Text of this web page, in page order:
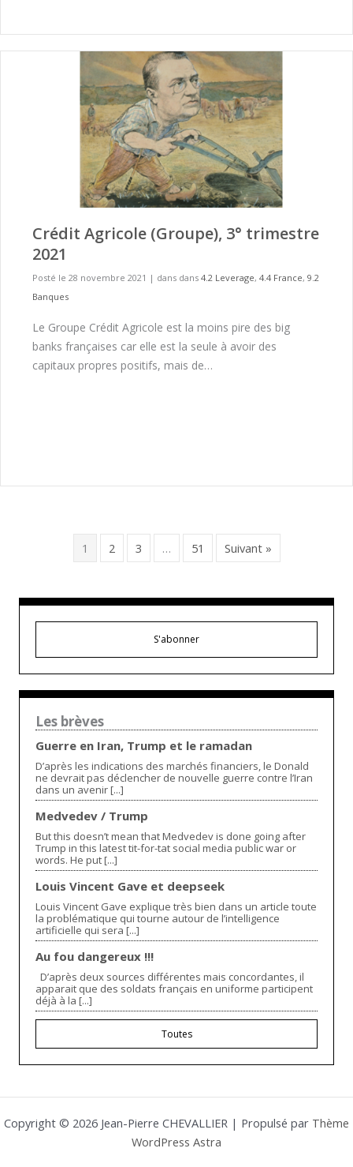
Crédit Agricole (Groupe), 3° trimestre
2021
Posté le 28 novembre 2021 | dans dans 4.2 Leverage, 4.4 France, 9.2
Banques
Le Groupe Crédit Agricole est la moins pire des big
banks françaises car elle est la seule à avoir des
capitaux propres positifs, mais de…
1 2 3 … 51 Suivant »
S'abonner
Les brèves
Guerre en Iran, Trump et le ramadan
D’après les indications des marchés financiers, le Donald
ne devrait pas déclencher de nouvelle guerre contre l’Iran
dans un avenir [...]
Medvedev / Trump
But this doesn’t mean that Medvedev is done going after
Trump in this latest tit-for-tat social media public war or
words. He put [...]
Louis Vincent Gave et deepseek
Louis Vincent Gave explique très bien dans un article toute
la problématique qui tourne autour de l’intelligence
artificielle qui sera [...]
Au fou dangereux !!!
D’après deux sources différentes mais concordantes, il
apparait que des soldats français en uniforme participent
déjà à la [...]
Toutes
Copyright © 2026 Jean-Pierre CHEVALLIER | Propulsé par Thème
WordPress Astra